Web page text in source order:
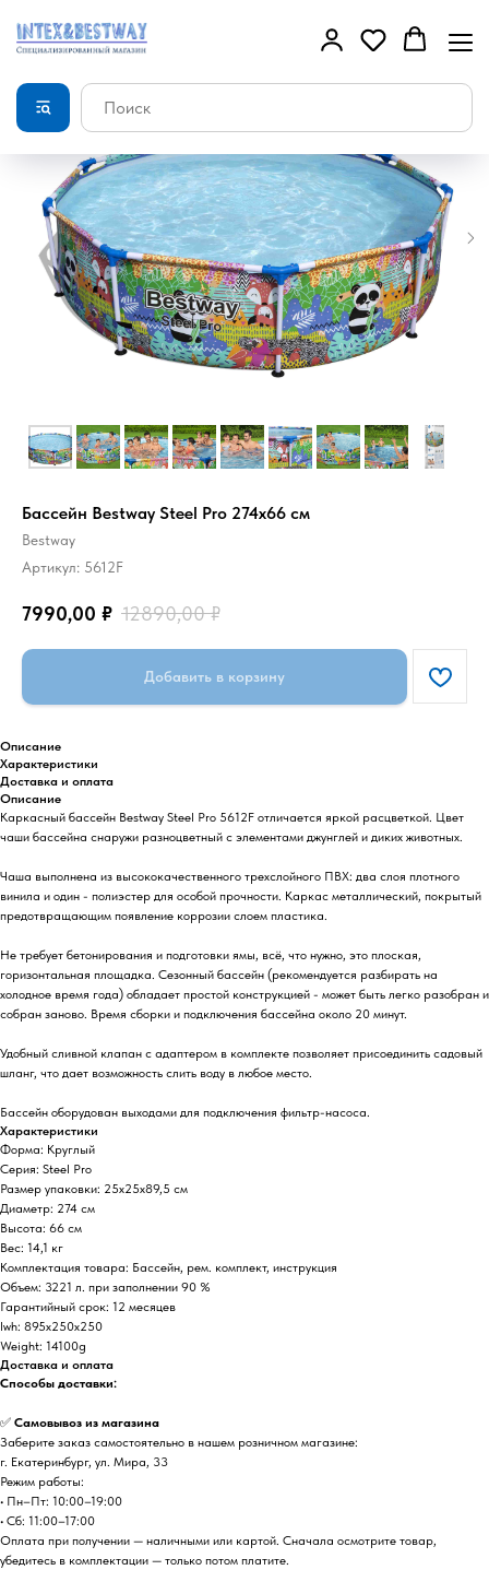
Бассейн Bestway Steel Pro 274х66 см
Bestway
Артикул: 5612F
7990,00 ₽ 12890,00 ₽
Добавить в корзину
Описание
Характеристики
Доставка и оплата
Описание
Каркасный бассейн Bestway Steel Pro 5612F отличается яркой расцветкой. Цвет
чаши бассейна снаружи разноцветный с элементами джунглей и диких животных.
Чаша выполнена из высококачественного трехслойного ПВХ: два слоя плотного
винила и один - полиэстер для особой прочности. Каркас металлический, покрытый
предотвращающим появление коррозии слоем пластика.
Не требует бетонирования и подготовки ямы, всё, что нужно, это плоская,
горизонтальная площадка. Сезонный бассейн (рекомендуется разбирать на
холодное время года) обладает простой конструкцией - может быть легко разобран и
собран заново. Время сборки и подключения бассейна около 20 минут.
Удобный сливной клапан с адаптером в комплекте позволяет присоединить садовый
шланг, что дает возможность слить воду в любое место.
Бассейн оборудован выходами для подключения фильтр-насоса.
Характеристики
Форма: Круглый
Серия: Steel Pro
Размер упаковки: 25x25x89,5 см
Диаметр: 274 см
Высота: 66 см
Вес: 14,1 кг
Комплектация товара: Бассейн, рем. комплект, инструкция
Объем: 3221 л. при заполнении 90 %
Гарантийный срок: 12 месяцев
lwh: 895x250x250
Weight: 14100g
Доставка и оплата
Способы доставки:
✅ Самовывоз из магазина
Заберите заказ самостоятельно в нашем розничном магазине:
г. Екатеринбург, ул. Мира, 33
Режим работы:
• Пн–Пт: 10:00–19:00
• Сб: 11:00–17:00
Оплата при получении — наличными или картой. Сначала осмотрите товар,
убедитесь в комплектации — только потом платите.